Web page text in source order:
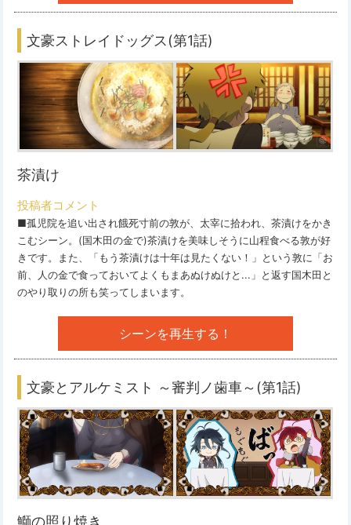
文豪ストレイドッグス(第1話)
茶漬け
投稿者コメント
■孤児院を追い出され餓死寸前の敦が、太宰に拾われ、茶漬けをかき
こむシーン。(国木田の金で)茶漬けを美味しそうに山程食べる敦が好
きです。また、「もう茶漬けは十年は見たくない！」という敦に「お
前、人の金で食っておいてよくもまあぬけぬけと...」と返す国木田と
のやり取りの所も笑ってしまいます。
シーンを再生する！
文豪とアルケミスト ～審判ノ歯車～(第1話)
鰤の照り焼き